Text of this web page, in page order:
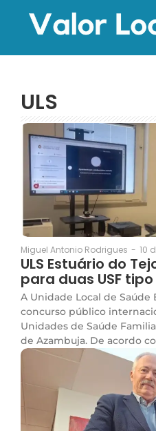
ULS
Miguel Antonio Rodrigues - 10
ULS Estuário do
para duas USF
A Unidade Local de Saúde
concurso público
Unidades de Saúde
de Azambuja. De acordo